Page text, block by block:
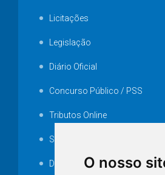
O nosso
Licitações
Legislação
Diário Oficial
Concurso Público / PSS
Tributos Online
Serviços ISS-E
Decretos